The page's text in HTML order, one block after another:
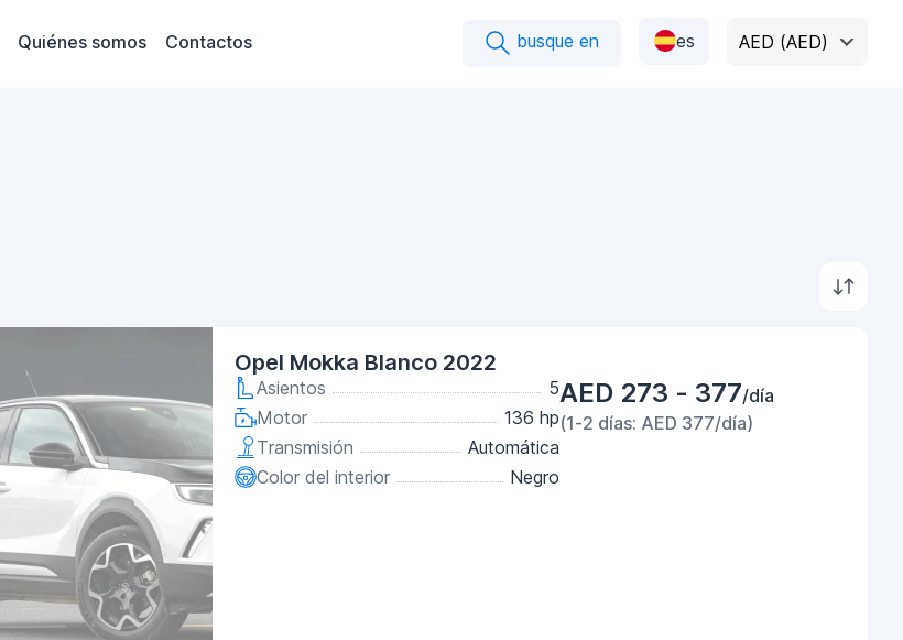
Quiénes somos Contactos busque en es AED (AED)
Opel Mokka Blanco 2022
Asientos
5
Motor
136 hp
Transmisión
Automática
Color del interior
Negro
AED 273 - 377/día
(1-2 días: AED 377/día)